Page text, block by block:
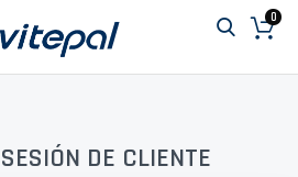
0
DE CLIENTE